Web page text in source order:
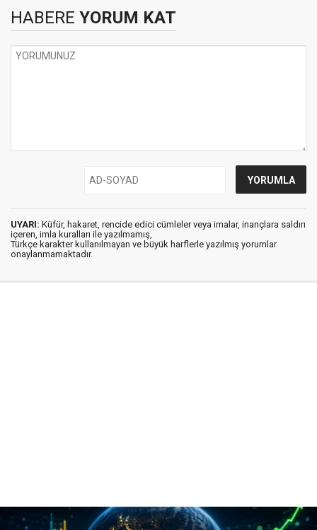
HABERE YORUM KAT
UYARI: Küfür, hakaret, rencide edici cümleler veya imalar, inançlara saldırı
içeren, imla kuralları ile yazılmamış,
Türkçe karakter kullanılmayan ve büyük harflerle yazılmış yorumlar
onaylanmamaktadır.